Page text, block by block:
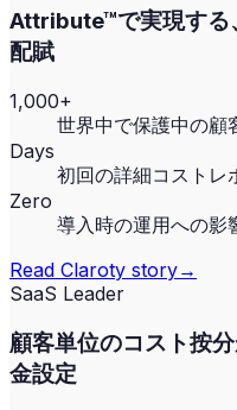
Attribute™で実現する
配賦
1,000+
世界中で保護中の顧
Days
初回の詳細コストレ
Zero
導入時の運用への影
Read Claroty story→
SaaS Leader
顧客単位のコスト按
金設定